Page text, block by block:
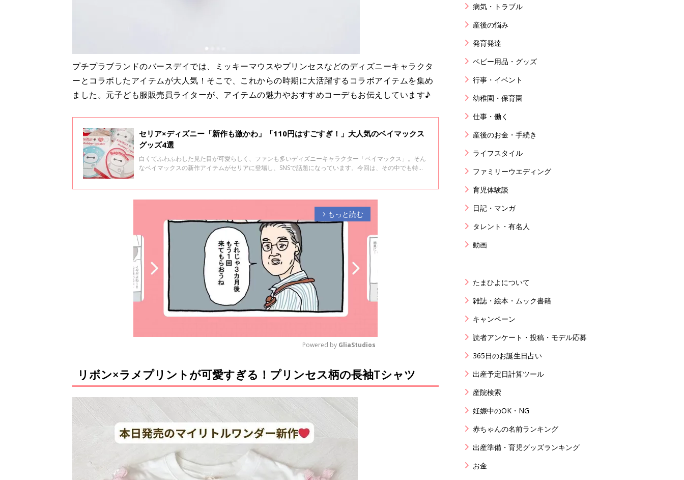
プチプラブランドのバースデイでは、ミッキーマウスやプリンセスなどのディズニーキャラクタ
ーとコラボしたアイテムが大人気！そこで、これからの時期に大活躍するコラボアイテムを集め
ました。元子ども服販売員ライターが、アイテムの魅力やおすすめコーデもお伝えしています♪
セリア×ディズニー「新作も激かわ」「110円はすごすぎ！」大人気のベイマックス
グッズ4選
白くてふわふわした見た目が可愛らしく、ファンも多いディズニーキャラクター「ベイマックス」。そん
なベイマックスの新作アイテムがセリアに登場し、SNSで話題になっています。今回は、その中でも特に
arrow_forward_ios もっと読む
M
u
e
Powered by GliaStudios
リボン×ラメプリントが可愛すぎる！プリンセス柄の長袖Tシャツ
病気・トラブル
産後の悩み
発育発達
ベビー用品・グッズ
行事・イベント
幼稚園・保育園
仕事・働く
産後のお金・手続き
ライフスタイル
ファミリーウエディング
育児体験談
日記・マンガ
タレント・有名人
動画
たまひよについて
雑誌・絵本・ムック書籍
キャンペーン
読者アンケート・投稿・モデル応募
365日のお誕生日占い
出産予定日計算ツール
産院検索
妊娠中のOK・NG
赤ちゃんの名前ランキング
出産準備・育児グッズランキング
お金